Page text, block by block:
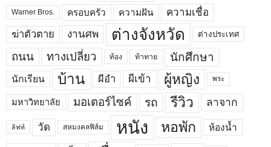
Warner Bros. ครอบครัว ความฝัน
ความเชื่อ
ฆ่าตัวตาย
งานศพ ต่างจังหวัด ต่างประเทศ
ถนน ทางเปลี่ยว ท้อง ท้าทาย นักศึกษา
นักเรียน บ้าน ผีอำ ผีเข้า ผู้หญิง พระ
มหาวิทยาลัย มอเตอร์ไซค์ รถ รีวิว ลาจาก
ลิฟท์ วัด สหมงคลฟิล์ม หนัง หอพัก ห้องน้ำ